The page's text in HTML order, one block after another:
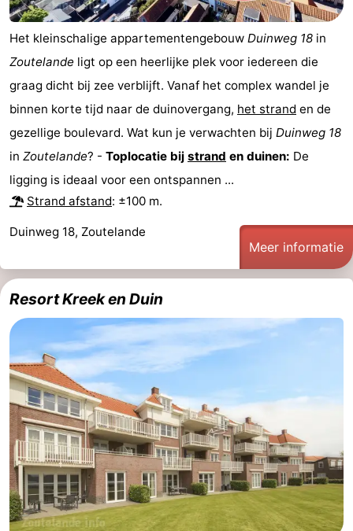
Het kleinschalige appartementengebouw Duinweg 18 in
Zoutelande ligt op een heerlijke plek voor iedereen die
graag dicht bij zee verblijft. Vanaf het complex wandel je
binnen korte tijd naar de duinovergang, het strand en de
gezellige boulevard. Wat kun je verwachten bij Duinweg 18
in Zoutelande? - Toplocatie bij strand en duinen: De
ligging is ideaal voor een ontspannen ...
Strand afstand: ±100 m.
Duinweg 18, Zoutelande
Meer informatie
Resort Kreek en Duin